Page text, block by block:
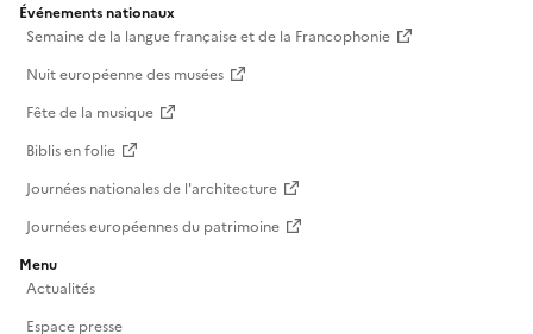
Événements nationaux
Semaine de la langue française et de la Francophonie
Nuit européenne des musées
Fête de la musique
Biblis en folie
Journées nationales de l'architecture
Journées européennes du patrimoine
Menu
Actualités
Espace presse